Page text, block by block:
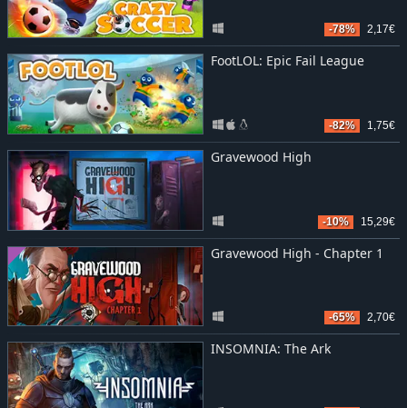
-78% 2,17€
FootLOL: Epic Fail League
-82% 1,75€
Gravewood High
-10% 15,29€
Gravewood High - Chapter 1
-65% 2,70€
INSOMNIA: The Ark